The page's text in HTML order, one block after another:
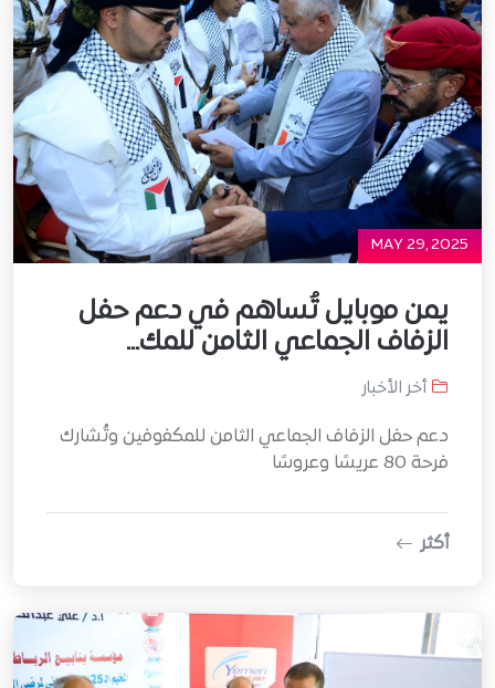
MAY 29, 2025
يمن موبايل تُساهم في دعم حفل
الزفاف الجماعي الثامن للمك...
أخر الأخبار
دعم حفل الزفاف الجماعي الثامن للمكفوفين وتُشارك
فرحة 80 عريسًا وعروسًا
أكثر